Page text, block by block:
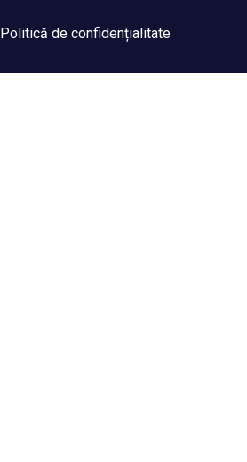
Politică de confidențialitate